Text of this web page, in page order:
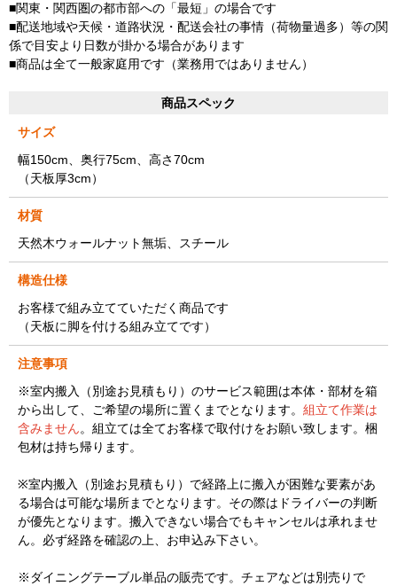
■関東・関西圏の都市部への「最短」の場合です
■配送地域や天候・道路状況・配送会社の事情（荷物量過多）等の関
係で目安より日数が掛かる場合があります
■商品は全て一般家庭用です（業務用ではありません）
商品スペック
サイズ
幅150cm、奥行75cm、高さ70cm
（天板厚3cm）
材質
天然木ウォールナット無垢、スチール
構造仕様
お客様で組み立てていただく商品です
（天板に脚を付ける組み立てです）
注意事項
※室内搬入（別途お見積もり）のサービス範囲は本体・部材を箱
から出して、ご希望の場所に置くまでとなります。 組立て作業は
含みません。組立ては全てお客様で取付けをお願い致します。梱
包材は持ち帰ります。
※室内搬入（別途お見積もり）で経路上に搬入が困難な要素があ
る場合は可能な場所までとなります。その際はドライバーの判断
が優先となります。搬入できない場合でもキャンセルは承れませ
ん。必ず経路を確認の上、お申込み下さい。
※ダイニングテーブル単品の販売です。チェアなどは別売りで